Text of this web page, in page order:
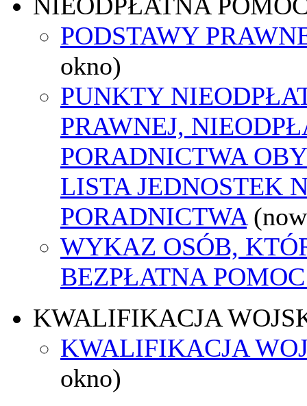
PODSTAWY
okno)
PUNKTY
PRAWNEJ,
PORADNICTWA
LISTA JEDNOSTEK
PORADNICTWA
WYKAZ OSÓB,
BEZPŁATNA
KWALIFIKACJA
KWALIFIKACJA
okno)